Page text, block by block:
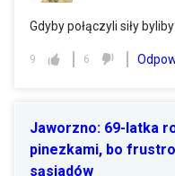
Gdyby połączyli siły
9 6
Jaworzno: 69-latka
pinezkami, bo
sąsiadów